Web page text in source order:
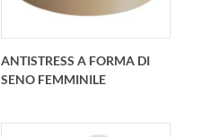
personalizzato
93x52x47 mm
ANTISTRESS A FORMA DI
SENO FEMMINILE